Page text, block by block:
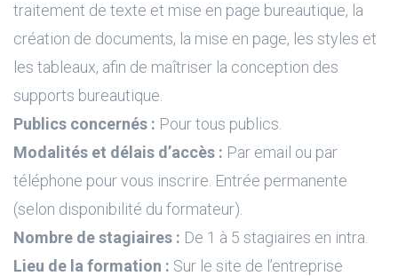
traitement de texte et mise en page bureautique, la
création de documents, la mise en page, les styles et
les tableaux, afin de maîtriser la conception des
supports bureautique.
Publics concernés : Pour tous publics.
Modalités et délais d’accès : Par email ou par
téléphone pour vous inscrire. Entrée permanente
(selon disponibilité du formateur).
Nombre de stagiaires : De 1 à 5 stagiaires en intra.
Lieu de la formation : Sur le site de l’entreprise